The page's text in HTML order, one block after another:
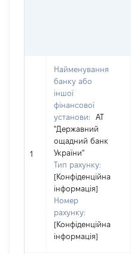
1
Найменування
банку або
іншої
фінансової
установи:
АТ
"Державний
ощадний банк
України"
Тип рахунку:
[Конфіденційна
інформація]
Номер
рахунку:
[Конфіденційна
інформація]